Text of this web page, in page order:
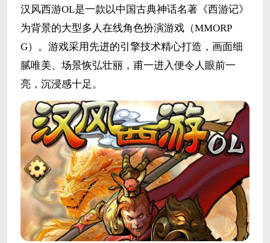
汉风西游OL是一款以中国古典神话名著《西游记》
为背景的大型多人在线角色扮演游戏（MMORP
G）。游戏采用先进的引擎技术精心打造，画面细
腻唯美、场景恢弘壮丽，甫一进入便令人眼前一
亮，沉浸感十足。